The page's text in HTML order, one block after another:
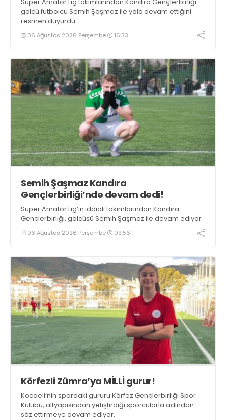
golcü futbolcu Semih Şaşmaz ile yola devam ettiğini
resmen duyurdu.
06 Ağustos 2026 Perşembe 16:33
Semih Şaşmaz Kandıra
Gençlerbirliği’nde devam dedi!
Süper Amatör Lig’in iddialı takımlarından Kandıra
Gençlerbirliği, golcüsü Semih Şaşmaz ile devam ediyor.
06 Ağustos 2026 Perşembe 09:56
Körfezli Zümra’ya MİLLİ gurur!
Kocaeli’nin spordaki gururu Körfez Gençlerbirliği Spor
Kulübü, altyapısından yetiştirdiği sporcularla adından
söz ettirmeye devam ediyor.